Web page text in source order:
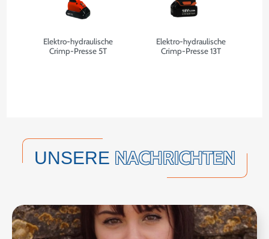
Elektro-hydraulische
Crimp-Presse 5T
Elektro-hydraulische
Crimp-Presse 13T
UNSERE NACHRICHTEN